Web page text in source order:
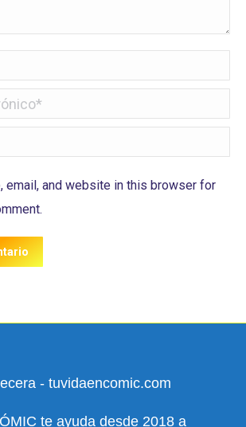
*
email, and website in this browser for
te ayuda desde 2018 a